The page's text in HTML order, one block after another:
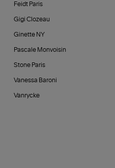
Feidt Paris
Gigi Clozeau
Ginette NY
Pascale Monvoisin
Stone Paris
Vanessa Baroni
Vanrycke